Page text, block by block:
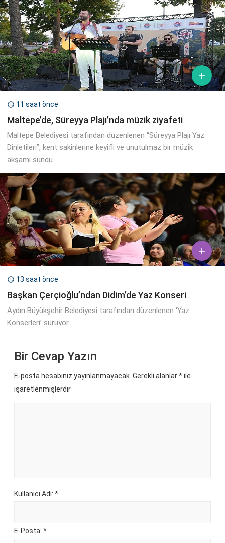

 11 saat önce
Maltepe’de, Süreyya Plajı’nda müzik ziyafeti
Maltepe Belediyesi tarafından düzenlenen “Süreyya Plajı Yaz
Dinletileri”, kent sakinlerine keyifli ve unutulmaz bir müzik
akşamı sundu.

 13 saat önce
Başkan Çerçioğlu’ndan Didim’de Yaz Konseri
Aydın Büyükşehir Belediyesi tarafından düzenlenen ‘Yaz
Konserleri’ sürüyor.
Bir Cevap Yazın
E-posta hesabınız yayınlanmayacak. Gerekli alanlar*ile
işaretlenmişlerdir
Kullanıcı Adı: *
E-Posta: *